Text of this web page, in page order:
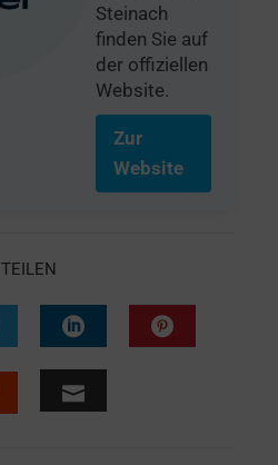
Steinach
finden Sie auf
der offiziellen
Website.
Zur
Website
TEILEN